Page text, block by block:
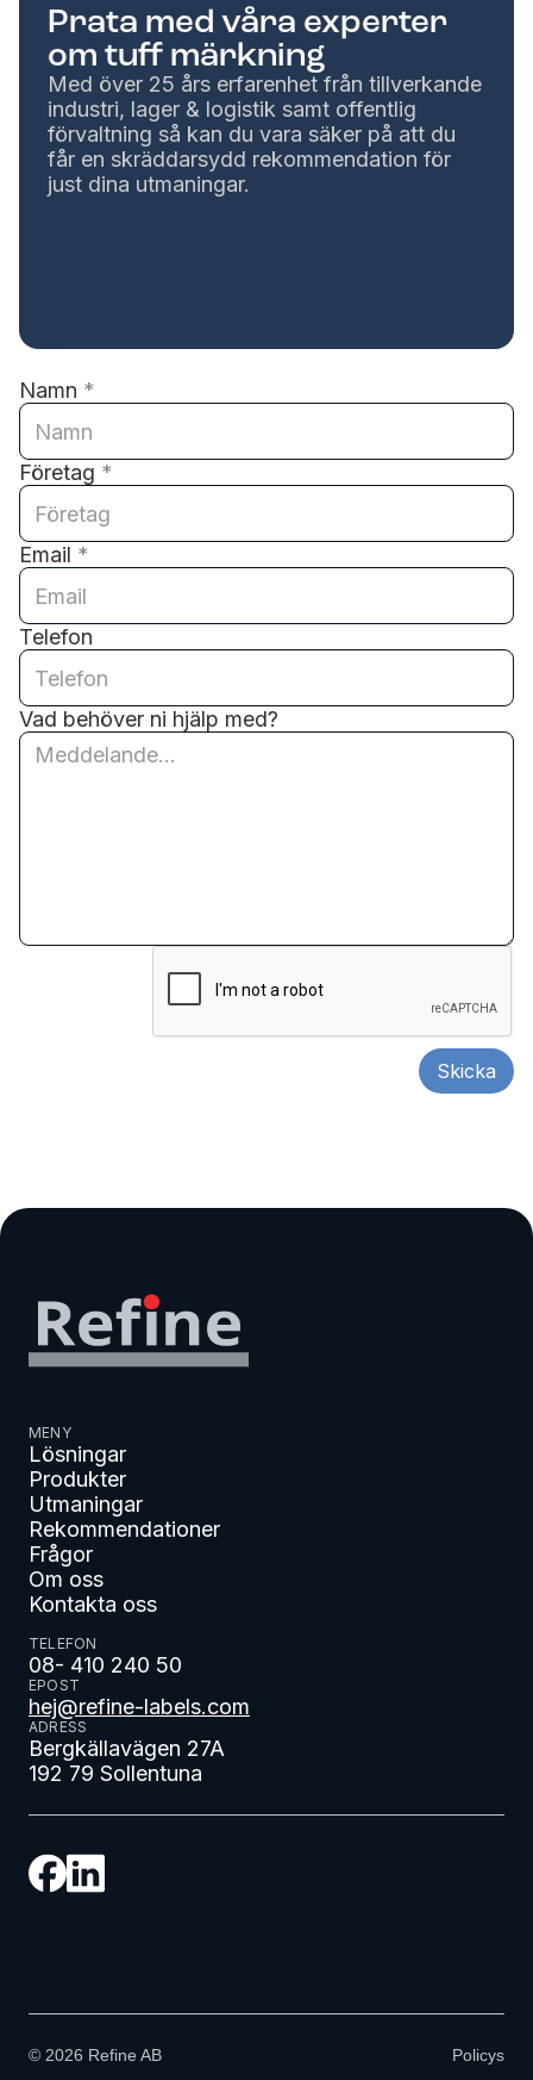
Prata med våra experter
om tuff märkning
Med över 25 års erfarenhet från tillverkande
industri, lager & logistik samt offentlig
förvaltning så kan du vara säker på att du
får en skräddarsydd rekommendation för
just dina utmaningar.
Namn *
Företag *
Email *
Telefon
Vad behöver ni hjälp med?
MENY
Lösningar
Produkter
Utmaningar
Rekommendationer
Frågor
Om oss
Kontakta oss
TELEFON
08- 410 240 50
EPOST
hej@refine-labels.com
ADRESS
Bergkällavägen 27A
192 79 Sollentuna
© 2026 Refine AB Policys